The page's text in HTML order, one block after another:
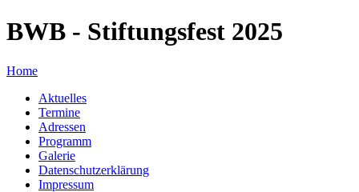
BWB - Stiftungsfest 2025
Home
Aktuelles
Termine
Adressen
Programm
Galerie
Datenschutzerklärung
Impressum